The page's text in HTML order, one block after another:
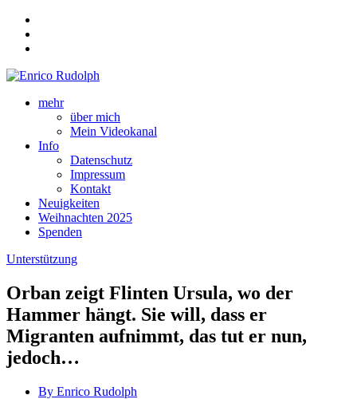
mehr
über mich
Mein Videokanal
Info
Datenschutz
Impressum
Kontakt
Neuigkeiten
Weihnachten 2025
Spenden
Unterstützung
Orban zeigt Flinten Ursula, wo der
Hammer hängt. Sie will, dass er
Migranten aufnimmt, das tut er nun,
jedoch…
By Enrico Rudolph